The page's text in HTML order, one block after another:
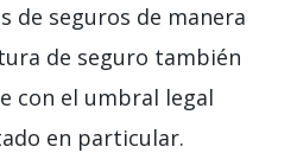
de seguros de manera
de seguro también
con el umbral legal
en particular.